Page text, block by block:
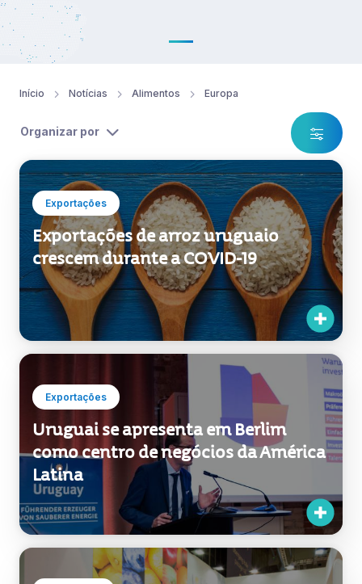
Início Notícias Alimentos Europa
Organizar por
Exportações
Exportações de arroz uruguaio
crescem durante a COVID-19
Exportações
Uruguai se apresenta em Berlim
como centro de negócios da América
Latina